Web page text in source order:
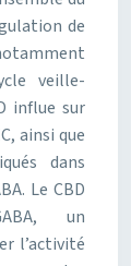
de
veille-
influe sur
ainsi que
dans
Le CBD
un
l’activité